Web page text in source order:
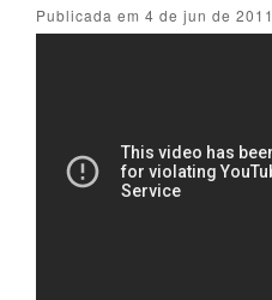
Publicada em 4 de jun de 2011